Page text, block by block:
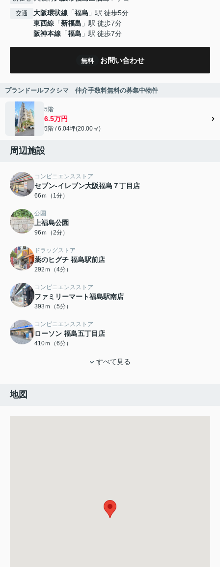
交通 大阪環状線 「福島 」駅 徒歩5分
東西線 「新福島 」駅 徒歩7分
阪神本線 「福島 」駅 徒歩7分
無料 お問い合わせ
プランドールフクシマ 仲介手数料無料の募集中物件
5階
6.5万円
5階 / 6.04坪(20.00㎡)
周辺施設
コンビニエンスストア
セブン-イレブン大阪福島７丁目店
66ｍ（1分）
公園
上福島公園
96ｍ（2分）
ドラッグストア
薬のヒグチ 福島駅前店
292ｍ（4分）
コンビニエンスストア
ファミリーマート福島駅南店
393ｍ（5分）
コンビニエンスストア
ローソン 福島五丁目店
410ｍ（6分）
すべて見る
地図